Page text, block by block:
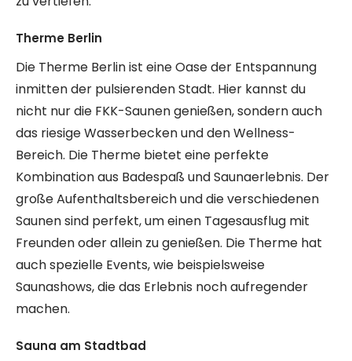
Therme Berlin
Die Therme Berlin ist eine Oase der Entspannung
inmitten der pulsierenden Stadt. Hier kannst du
nicht nur die FKK-Saunen genießen, sondern auch
das riesige Wasserbecken und den Wellness-
Bereich. Die Therme bietet eine perfekte
Kombination aus Badespaß und Saunaerlebnis. Der
große Aufenthaltsbereich und die verschiedenen
Saunen sind perfekt, um einen Tagesausflug mit
Freunden oder allein zu genießen. Die Therme hat
auch spezielle Events, wie beispielsweise
Saunashows, die das Erlebnis noch aufregender
machen.
Sauna am Stadtbad